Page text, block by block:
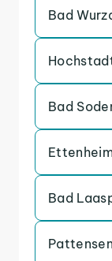
Bad
Bad
Bad
Pattensen